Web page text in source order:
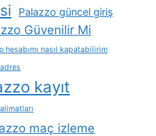
Palazzo güncel giriş
Güvenilir Mi
hesabımı nasıl kapatabilirim
kayıt
maç izleme